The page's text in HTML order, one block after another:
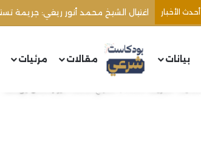
أحدث الأخبار
بيانات مقالات مرئيات